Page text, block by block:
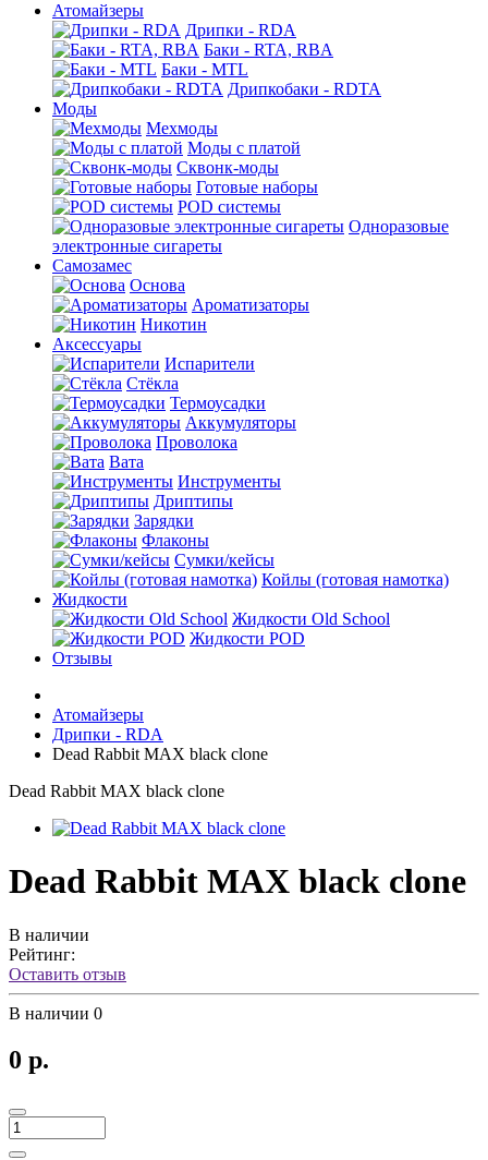
Атомайзеры
Дрипки - RDA
Баки - RTA, RBA
Баки - MTL
Дрипкобаки - RDTA
Моды
Мехмоды
Моды с платой
Сквонк-моды
Готовые наборы
POD системы
Одноразовые
электронные сигареты
Самозамес
Основа
Ароматизаторы
Никотин
Аксессуары
Испарители
Стёкла
Термоусадки
Аккумуляторы
Проволока
Вата
Инструменты
Дриптипы
Зарядки
Флаконы
Сумки/кейсы
Койлы (готовая намотка)
Жидкости
Жидкости Old School
Жидкости POD
Отзывы
Атомайзеры
Дрипки - RDA
Dead Rabbit MAX black clone
Dead Rabbit MAX black clone
Dead Rabbit MAX black clone
В наличии
Рейтинг:
Оставить отзыв
В наличии 0
0 р.